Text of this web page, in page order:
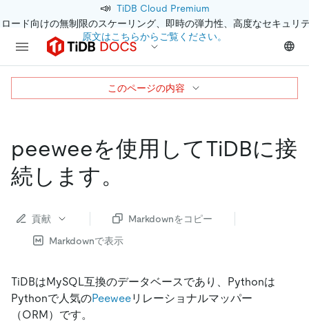
📣 TiDB Cloud Premium
ード向けの無制限のスケーリング、即時の弾力性、高度なセキュリ
原文はこちらからご覧ください。
peeweeを使用してTiDBに接
続します。
貢献
Markdownをコピー
Markdownで表示
TiDBはMySQL互換のデータベースであり、Pythonは
Pythonで人気のPeeweeリレーショナルマッパー
（ORM）です。
このページの内容